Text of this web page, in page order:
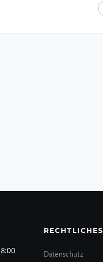
RECHTLICHES
Datenschutz